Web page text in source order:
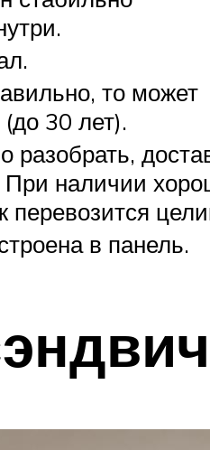
то может
30 лет).
При наличии
перевозится
в панель.